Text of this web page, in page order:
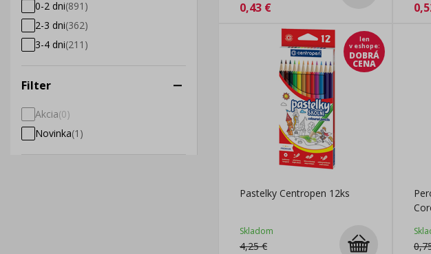
0-2 dni(891 )
2-3 dni(362)
3-4 dni(211 )
Filter
Akcia(0)
Novinka(1 )
0,43 €
len
v eshope:
DOBRÁ
CENA
Pastelky Centropen 12ks
Skladom
4,25€